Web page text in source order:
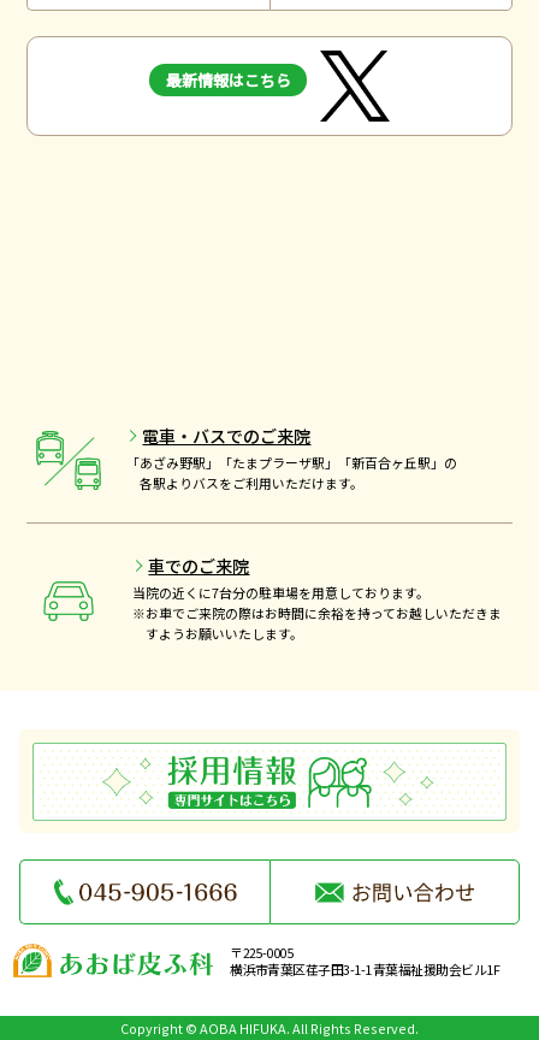
最新情報はこちら
電車・バスでのご来院
「あざみ野駅」「たまプラーザ駅」「新百合ヶ丘駅」の
各駅よりバスをご利用いただけます。
車でのご来院
当院の近くに7台分の駐車場を用意しております。
※お車でご来院の際はお時間に余裕を持ってお越しいただきま
すようお願いいたします。
〒225-0005
横浜市青葉区荏子田3-1-1 青葉福祉援助会ビル1F
Copyright © AOBA HIFUKA. All Rights Reserved.